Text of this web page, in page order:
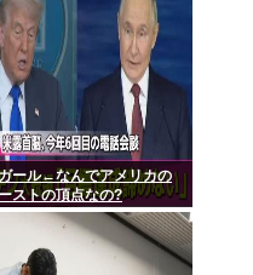
ール←なんでアメリカの
ストの頂点なの?